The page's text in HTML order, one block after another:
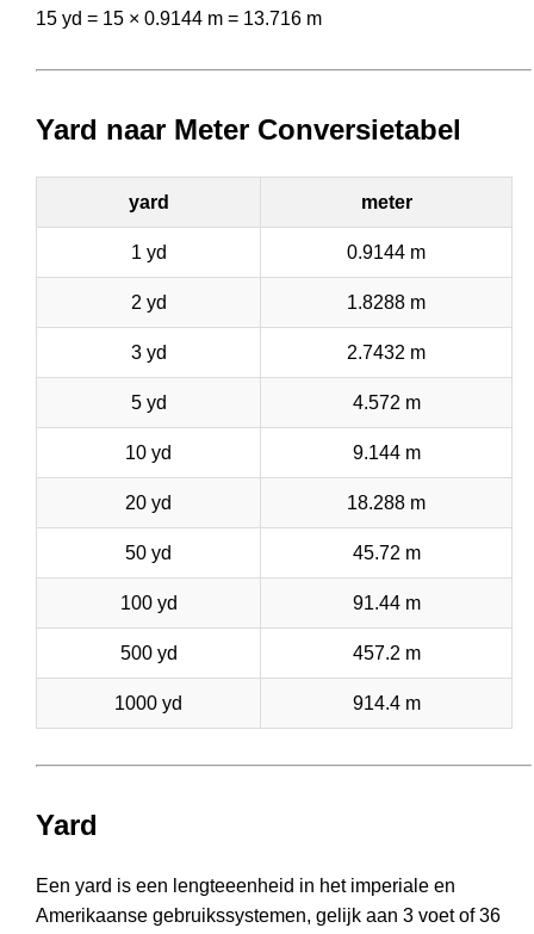
15 yd = 15 × 0.9144 m = 13.716 m
Yard naar Meter Conversietabel
yard meter
1 yd 0.9144 m
2 yd 1.8288 m
3 yd 2.7432 m
5 yd 4.572 m
10 yd 9.144 m
20 yd 18.288 m
50 yd 45.72 m
100 yd 91.44 m
500 yd 457.2 m
1000 yd 914.4 m
Yard
Een yard is een lengteeenheid in het imperiale en
Amerikaanse gebruikssystemen, gelijk aan 3 voet of 36